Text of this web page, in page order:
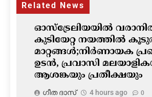
Related News
ഓസ്‌ട്രേലിയയിൽ
കുടിയേറ്റ നയത്തിൽ
മാറ്റങ്ങൾ;നിർണായക
ഉടൻ, പ്രവാസി
ആശങ്കയും പ്രതീക്ഷയും
ഗീത ദാസ്‌ 4 hours ago 0